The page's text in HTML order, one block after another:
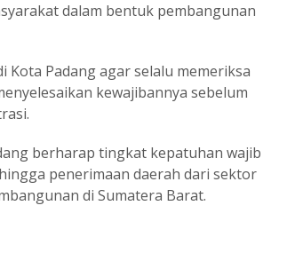
dalam bentuk pembangunan
Padang agar selalu memeriksa
kewajibannya sebelum
berharap tingkat kepatuhan wajib
penerimaan daerah dari sektor
di Sumatera Barat.